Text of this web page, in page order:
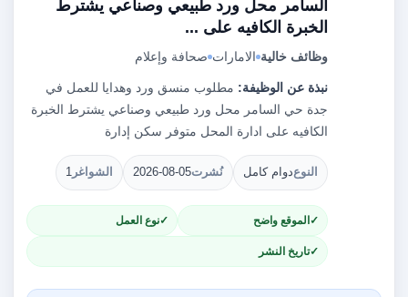
السامر محل ورد طبيعي وصناعي يشترط
الخبرة الكافيه على ...
وظائف خالية الامارات صحافة وإعلام
نبذة عن الوظيفة: مطلوب منسق ورد وهدايا للعمل في
جدة حي السامر محل ورد طبيعي وصناعي يشترط الخبرة
الكافيه على ادارة المحل متوفر سكن إدارة
النوعدوام كامل نُشرت2026-08-05 الشواغر 1
الموقع واضح نوع العمل
تاريخ النشر